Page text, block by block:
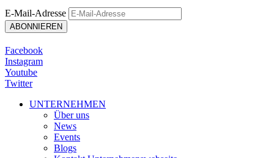
E-Mail-Adresse
Facebook
Instagram
Youtube
Twitter
UNTERNEHMEN
Über uns
News
Events
Blogs